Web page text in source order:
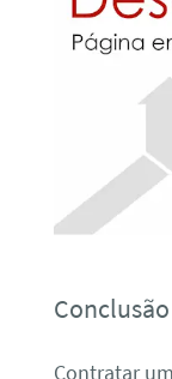
Conclusão
Contratar